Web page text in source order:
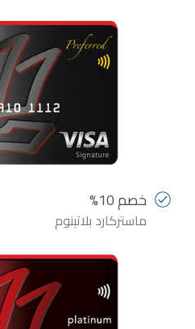
خصم 10%
ماستركارد بلاتينوم